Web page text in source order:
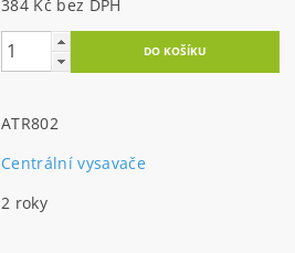
384 Kč bez DPH
ATR802
Centrální vysavače
2 roky